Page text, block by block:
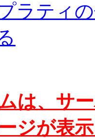
ラティ
は、サ
ジが表